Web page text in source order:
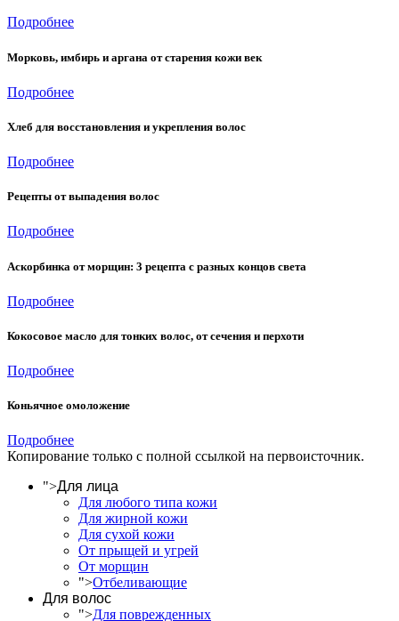
Подробнее
Морковь, имбирь и аргана от старения кожи век
Подробнее
Хлеб для восстановления и укрепления волос
Подробнее
Рецепты от выпадения волос
Подробнее
Аскорбинка от морщин: 3 рецепта с разных концов света
Подробнее
Кокосовое масло для тонких волос, от сечения и перхоти
Подробнее
Коньячное омоложение
Подробнее
Копирование только с полной ссылкой на первоисточник.
">Для лица
Для любого типа кожи
Для жирной кожи
Для сухой кожи
От прыщей и угрей
От морщин
">Отбеливающие
Для волос
">Для поврежденных